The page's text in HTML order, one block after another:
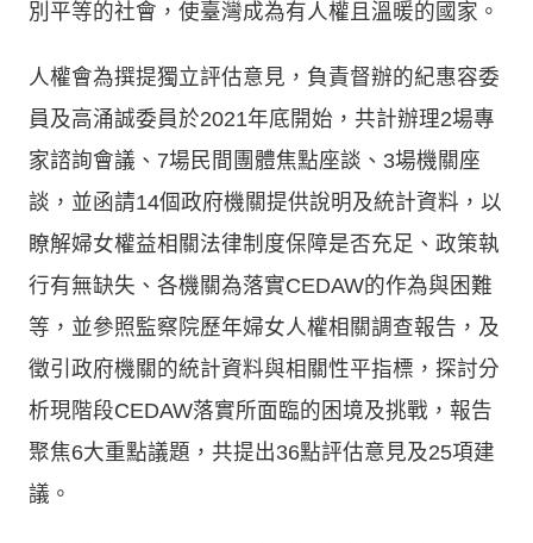
別平等的社會，使臺灣成為有人權且溫暖的國家。
人權會為撰提獨立評估意見，負責督辦的紀惠容委
員及高涌誠委員於2021年底開始，共計辦理2場專
家諮詢會議、7場民間團體焦點座談、3場機關座
談，並函請14個政府機關提供說明及統計資料，以
瞭解婦女權益相關法律制度保障是否充足、政策執
行有無缺失、各機關為落實CEDAW的作為與困難
等，並參照監察院歷年婦女人權相關調查報告，及
徵引政府機關的統計資料與相關性平指標，探討分
析現階段CEDAW落實所面臨的困境及挑戰，報告
聚焦6大重點議題，共提出36點評估意見及25項建
議。